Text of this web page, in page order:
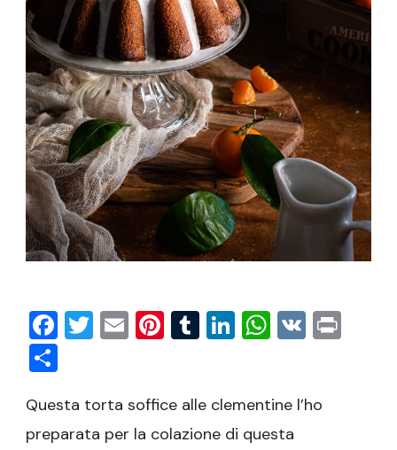
Facebook
Twitter
EmailPinterest
Tumblr
LinkedIn
VK
Questa torta soffice alle clementine l’ho
preparata per la colazione di questa